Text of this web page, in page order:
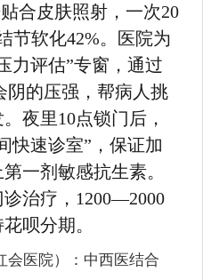
合皮肤照射，一次20
节软化42%。医院为
力评估”专窗，通过
阴的压强，帮病人挑
夜里10点锁门后，
快速诊室”，保证加
一剂敏感抗生素。
治疗，1200—2000
呗分期。
会医院）：中西医结合